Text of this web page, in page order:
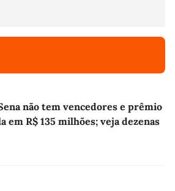
não tem vencedores e prêmio
em R$ 135 milhões; veja dezenas